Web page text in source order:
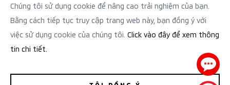
Tên người chịu trách nhiệm: Tạ Minh Thiên - Phó Giám Đốc
Điều Hành
Chúng tôi sử dụng cookie để nâng cao trải nghiệm của bạn.
Bằng cách tiếp tục truy cập trang web này, bạn đồng ý với
việc sử dụng cookie của chúng tôi. Click vào đây để xem thông
tin chi tiết.